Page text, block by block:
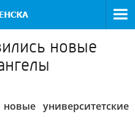
новые
университетские